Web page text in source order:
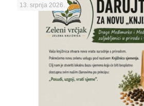
13. srpnja 2026.